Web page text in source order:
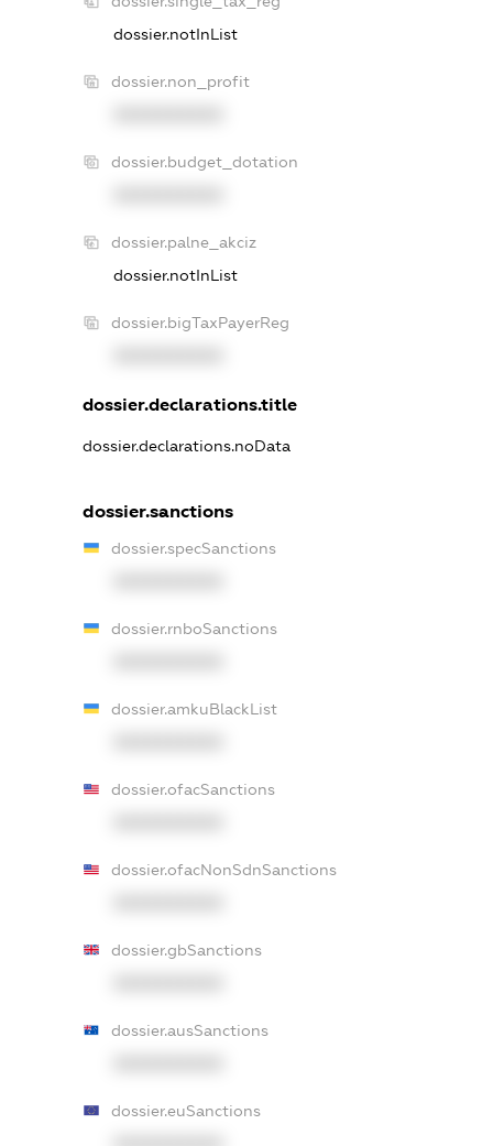
dossier.notInList
dossier.non_profit
dossier.budget_dotation
dossier.palne_akciz
dossier.notInList
dossier.bigTaxPayerReg
dossier.declarations.title
dossier.declarations.noData
dossier.sanctions
dossier.specSanctions
dossier.rnboSanctions
dossier.amkuBlackList
dossier.ofacSanctions
dossier.ofacNonSdnSanctions
dossier.gbSanctions
dossier.ausSanctions
dossier.euSanctions